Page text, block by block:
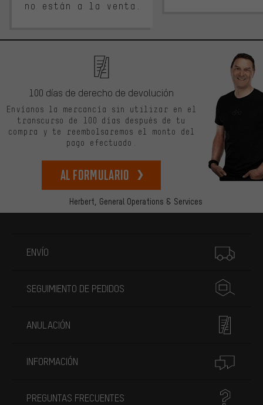
no están a la venta.
Herbert, General Operations & Services
100 días de derecho de devolución
Envíanos la mercancía sin utilizar en el
transcurso de 100 días después de tu
compra y te reembolsaremos el monto del
pago efectuado.
Al formulario
ENVÍO
SEGUIMIENTO DE PEDIDOS
ANULACIÓN
INFORMACIÓN
PREGUNTAS FRECUENTES